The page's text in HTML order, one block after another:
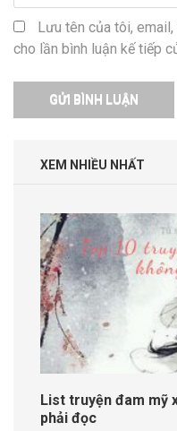
Lưu tên của tôi,
cho lần bình luận kế tiếp
XEM NHIỀU NHẤT
List truyện đam mỹ
phải đọc